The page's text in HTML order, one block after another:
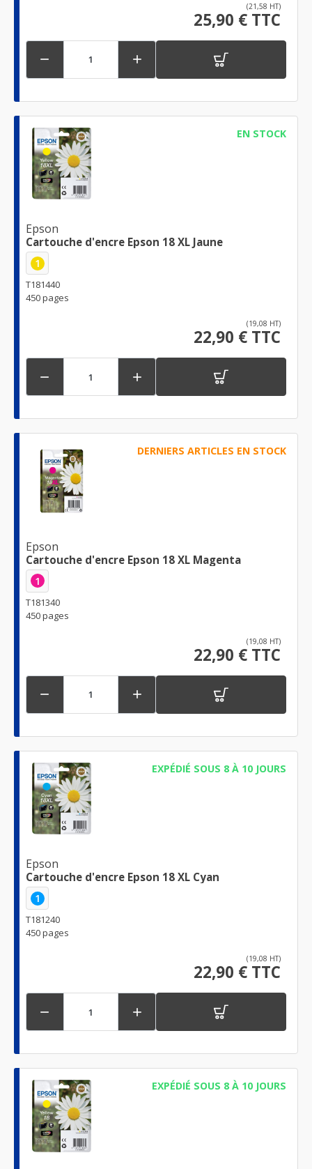
(21,58 HT)
25,90 € TTC
 
EN STOCK
Epson
Cartouche d'encre Epson 18 XL Jaune
1
T181440
450 pages
(19,08 HT)
22,90 € TTC
 
DERNIERS ARTICLES EN STOCK
Epson
Cartouche d'encre Epson 18 XL Magenta
1
T181340
450 pages
(19,08 HT)
22,90 € TTC
 
EXPÉDIÉ SOUS 8 À 10 JOURS
Epson
Cartouche d'encre Epson 18 XL Cyan
1
T181240
450 pages
(19,08 HT)
22,90 € TTC
 
EXPÉDIÉ SOUS 8 À 10 JOURS